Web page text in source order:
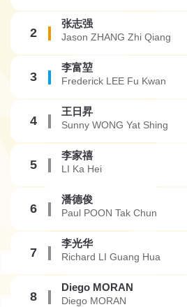
2
张志强
Jason ZHANG Zhi Qiang
3
李富堃
Frederick LEE Fu Kwan
4
王日昇
Sunny WONG Yat Shing
5
李家禧
LI Ka Hei
6
潘德俊
Paul POON Tak Chun
7
李光华
Richard LI Guang Hua
8
Diego MORAN
Diego MORAN